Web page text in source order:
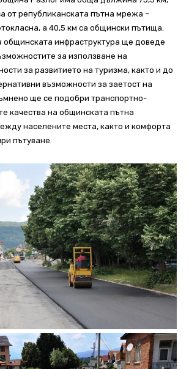
от републиканската пътна мрежа –
а 40,5 км са общински пътища.
общинската инфраструктура ще доведе
за използване на
за развитието на туризма, както и до
възможности за заетост на
ще се подобри транспортно-
качества на общинската пътна
населените места, както и комфорта
пътуване.